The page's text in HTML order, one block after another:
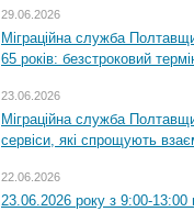
29.06.2026
Міграційна служба
65 років: безстроковий
23.06.2026
Міграційна служба
сервіси, які спрощують
22.06.2026
23.06.2026 року з 9:00-13:00